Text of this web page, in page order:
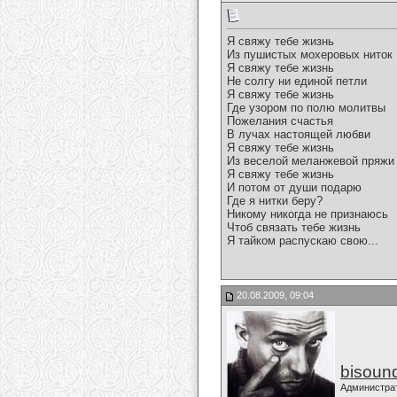
Я свяжу тебе жизнь
Из пушистых мохеровых ниток
Я свяжу тебе жизнь
Не солгу ни единой петли
Я свяжу тебе жизнь
Где узором по полю молитвы
Пожелания счастья
В лучах настоящей любви
Я свяжу тебе жизнь
Из веселой меланжевой пряжи
Я свяжу тебе жизнь
И потом от души подарю
Где я нитки беру?
Никому никогда не признаюсь
Чтоб связать тебе жизнь
Я тайком распускаю свою...
20.08.2009, 09:04